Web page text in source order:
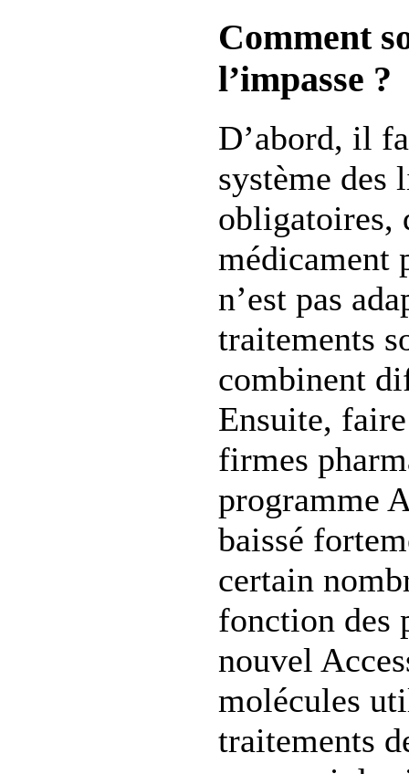
Comment
l’impasse ?
D’abord, il
système des
obligatoires,
médicament
n’est pas
traitements
combinent
Ensuite,
firmes
programme
baissé
certain
fonction des
nouvel
molécules
traitements